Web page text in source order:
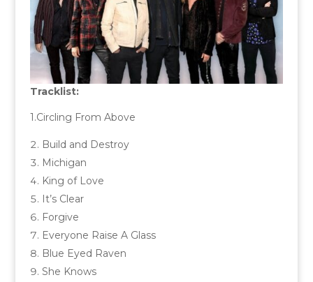
Tracklist:
1.Circling From Above
Build and Destroy
Michigan
King of Love
It’s Clear
Forgive
Everyone Raise A Glass
Blue Eyed Raven
She Knows